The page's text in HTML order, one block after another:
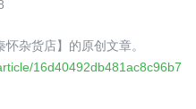
杂货店】的原创文章。
16d40492db481ac8c96b7